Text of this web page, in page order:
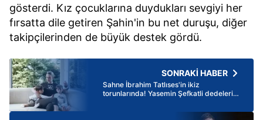
gösterdi. Kız çocuklarına duydukları sevgiyi her
fırsatta dile getiren Şahin'in bu net duruşu, diğer
takipçilerinden de büyük destek gördü.
SONRAKİ HABER
Sahne İbrahim Tatlıses'in ikiz
torunlarında! Yasemin Şefkatli dedelerini